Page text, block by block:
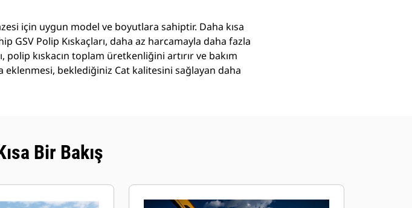
için uygun model ve boyutlara sahiptir. Daha kısa
Polip Kıskaçları, daha az harcamayla daha fazla
polip kıskacın toplam üretkenliğini artırır ve bakım
beklediğiniz Cat kalitesini sağlayan daha
Bir Bakış